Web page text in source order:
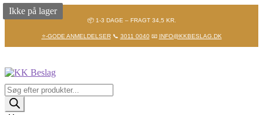
📦 1-3 DAGE – FRAGT 34,5 KR.
⭐-GODE ANMELDELSER📞 3011 0040📧 INFO@KKBESLAG.DK
Spring
til
navigation
Spring
til
indhold
Products
search
Ikke på lager